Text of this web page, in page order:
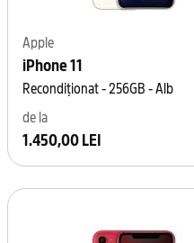
Apple
iPhone 11
Recondiționat - 256GB - Alb
de la
1.450,00 LEI